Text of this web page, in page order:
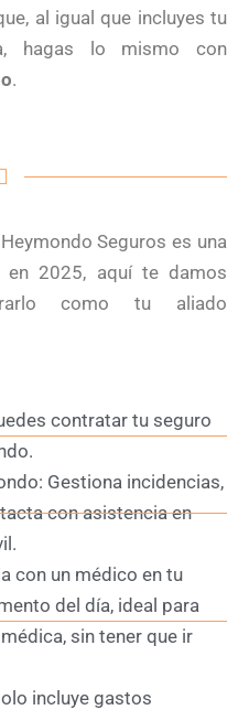
al igual que incluyes tu
hagas lo mismo con
.
Seguros es una
2025, aquí te damos
como tu aliado
contratar tu seguro
Gestiona incidencias,
con asistencia en
con un médico en tu
del día, ideal para
sin tener que ir
incluye gastos